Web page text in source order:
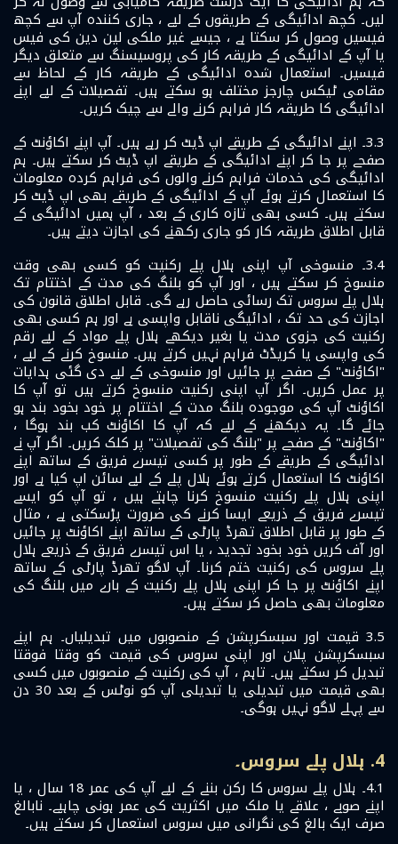
لیں۔ کچھ ادائیگی کے طریقوں کے لیے ، جاری کنندہ آپ سے کچھ
فیسیں وصول کر سکتا ہے ، جیسے غیر ملکی لین دین کی فیس
یا آپ کے ادائیگی کے طریقہ کار کی پروسیسنگ سے متعلق دیگر
فیسیں۔ استعمال شدہ ادائیگی کے طریقہ کار کے لحاظ سے
مقامی ٹیکس چارجز مختلف ہو سکتے ہیں۔ تفصیلات کے لیے اپنے
ادائیگی کا طریقہ کار فراہم کرنے والے سے چیک کریں۔
3.3۔ اپنے ادائیگی کے طریقے اپ ڈیٹ کر رہے ہیں۔ آپ اپنے اکاؤنٹ کے
صفحے پر جا کر اپنے ادائیگی کے طریقے اپ ڈیٹ کر سکتے ہیں۔ ہم
ادائیگی کی خدمات فراہم کرنے والوں کی فراہم کردہ معلومات
کا استعمال کرتے ہوئے آپ کے ادائیگی کے طریقے بھی اپ ڈیٹ کر
سکتے ہیں۔ کسی بھی تازہ کاری کے بعد ، آپ ہمیں ادائیگی کے
قابل اطلاق طریقہ کار کو جاری رکھنے کی اجازت دیتے ہیں۔
3.4۔ منسوخی آپ اپنی ہلال پلے رکنیت کو کسی بھی وقت
منسوخ کر سکتے ہیں ، اور آپ کو بلنگ کی مدت کے اختتام تک
ہلال پلے سروس تک رسائی حاصل رہے گی۔ قابل اطلاق قانون کی
اجازت کی حد تک ، ادائیگی ناقابل واپسی ہے اور ہم کسی بھی
رکنیت کی جزوی مدت یا بغیر دیکھے ہلال پلے مواد کے لیے رقم
کی واپسی یا کریڈٹ فراہم نہیں کرتے ہیں۔ منسوخ کرنے کے لیے ،
"اکاؤنٹ" کے صفحے پر جائیں اور منسوخی کے لیے دی گئی ہدایات
پر عمل کریں۔ اگر آپ اپنی رکنیت منسوخ کرتے ہیں تو آپ کا
اکاؤنٹ آپ کی موجودہ بلنگ مدت کے اختتام پر خود بخود بند ہو
جائے گا۔ یہ دیکھنے کے لیے کہ آپ کا اکاؤنٹ کب بند ہوگا ،
"اکاؤنٹ" کے صفحے پر "بلنگ کی تفصیلات" پر کلک کریں۔ اگر آپ نے
ادائیگی کے طریقے کے طور پر کسی تیسرے فریق کے ساتھ اپنے
اکاؤنٹ کا استعمال کرتے ہوئے ہلال پلے کے لیے سائن اپ کیا ہے اور
اپنی ہلال پلے رکنیت منسوخ کرنا چاہتے ہیں ، تو آپ کو ایسے
تیسرے فریق کے ذریعے ایسا کرنے کی ضرورت پڑسکتی ہے ، مثال
کے طور پر قابل اطلاق تھرڈ پارٹی کے ساتھ اپنے اکاؤنٹ پر جائیں
اور آف کریں خود بخود تجدید ، یا اس تیسرے فریق کے ذریعے ہلال
پلے سروس کی رکنیت ختم کرنا۔ آپ لاگو تھرڈ پارٹی کے ساتھ
اپنے اکاؤنٹ پر جا کر اپنی ہلال پلے رکنیت کے بارے میں بلنگ کی
معلومات بھی حاصل کر سکتے ہیں۔
3.5 قیمت اور سبسکرپشن کے منصوبوں میں تبدیلیاں۔ ہم اپنے
سبسکرپشن پلان اور اپنی سروس کی قیمت کو وقتا فوقتا
تبدیل کر سکتے ہیں۔ تاہم ، آپ کی رکنیت کے منصوبوں میں کسی
بھی قیمت میں تبدیلی یا تبدیلی آپ کو نوٹس کے بعد 30 دن
سے پہلے لاگو نہیں ہوگی۔
4. ہلال پلے سروس۔
4.1۔ ہلال پلے سروس کا رکن بننے کے لیے آپ کی عمر 18 سال ، یا
اپنے صوبے ، علاقے یا ملک میں اکثریت کی عمر ہونی چاہیے۔ نابالغ
صرف ایک بالغ کی نگرانی میں سروس استعمال کر سکتے ہیں۔